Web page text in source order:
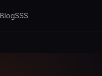
BlogSSS